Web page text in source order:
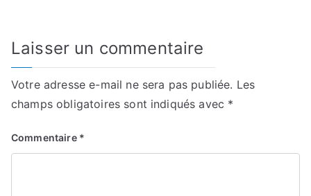
Laisser un commentaire
Votre adresse e-mail ne sera pas publiée. Les
champs obligatoires sont indiqués avec *
Commentaire *